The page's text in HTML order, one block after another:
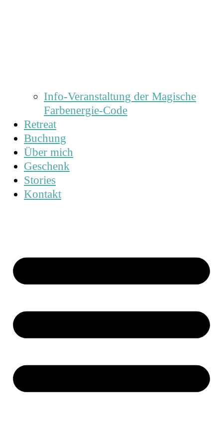
Info-Veranstaltung der Magische
Farbenergie-Code
Retreat
Buchung
Über mich
Geschenk
Stories
Kontakt